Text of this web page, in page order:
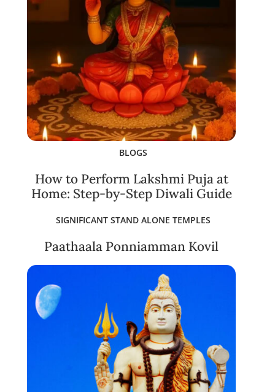
BLOGS
How to Perform Lakshmi Puja at
Home: Step-by-Step Diwali Guide
SIGNIFICANT STAND ALONE TEMPLES
Paathaala Ponniamman Kovil